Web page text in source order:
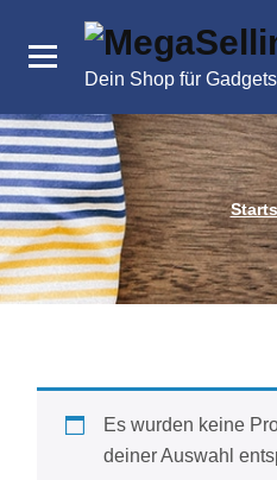
Inhalt
Dein Shop für
Es wurden keine
deiner Auswahl